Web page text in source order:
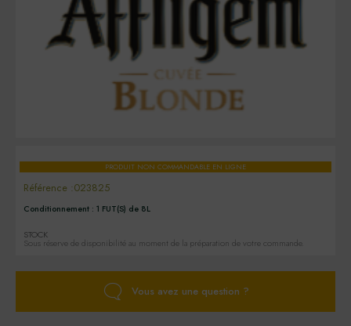
PRODUIT NON COMMANDABLE EN LIGNE
Référence :023825
Conditionnement : 1 FUT(S) de 8L
STOCK
Sous réserve de disponibilité au moment de la préparation de votre commande.
Vous avez une question ?